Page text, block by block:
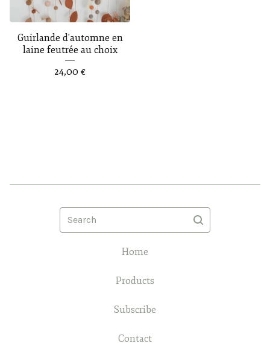
Guirlande d'automne en
laine feutrée au choix
24,00 €
Search
Home
Products
Subscribe
Contact